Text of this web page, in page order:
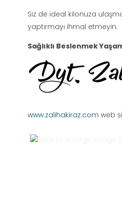
Siz de ideal kilonuza
yaptırmayı ihmal etmeyin.
Sağlıklı Beslenmek
www.zalihakiraz.com web